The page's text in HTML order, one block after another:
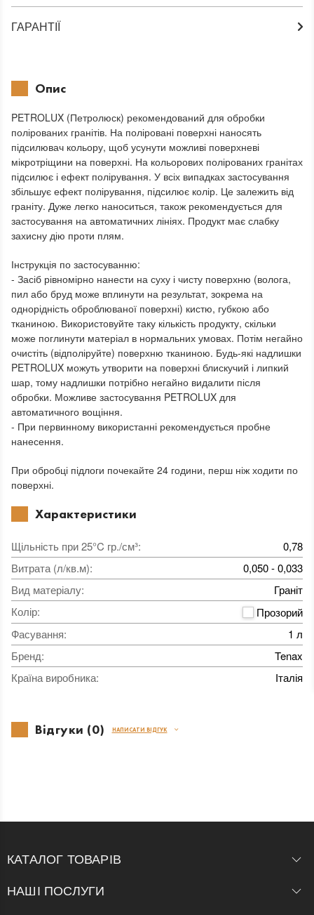
ГАРАНТІЇ
Опис
PETROLUX (Петролюск) рекомендований для обробки
полірованих гранітів. На поліровані поверхні наносять
підсилювач кольору, щоб усунути можливі поверхневі
мікротріщини на поверхні. На кольорових полірованих гранітах
підсилює і ефект полірування. У всіх випадках застосування
збільшує ефект полірування, підсилює колір. Це залежить від
граніту. Дуже легко наноситься, також рекомендується для
застосування на автоматичних лініях. Продукт має слабку
захисну дію проти плям.
Інструкція по застосуванню:
- Засіб рівномірно нанести на суху і чисту поверхню (волога,
пил або бруд може вплинути на результат, зокрема на
однорідність оброблюваної поверхні) кистю, губкою або
тканиною. Використовуйте таку кількість продукту, скільки
може поглинути матеріал в нормальних умовах. Потім негайно
очистіть (відполіруйте) поверхню тканиною. Будь-які надлишки
PETROLUX можуть утворити на поверхні блискучий і липкий
шар, тому надлишки потрібно негайно видалити після
обробки. Можливе застосування PETROLUX для
автоматичного вощіння.
- При первинному використанні рекомендується пробне
нанесення.
При обробці підлоги почекайте 24 години, перш ніж ходити по
поверхні.
Характеристики
Щільність при 25°C гр./см³:
0,78
Витрата (л/кв.м):
0,050 - 0,033
Вид матеріалу:
Граніт
Колір:
Прозорий
Фасування:
1 л
Бренд:
Tenax
Країна виробника: Італія
Відгуки (0) НАПИСАТИ ВІДГУК
КАТАЛОГ ТОВАРІВ
НАШІ ПОСЛУГИ